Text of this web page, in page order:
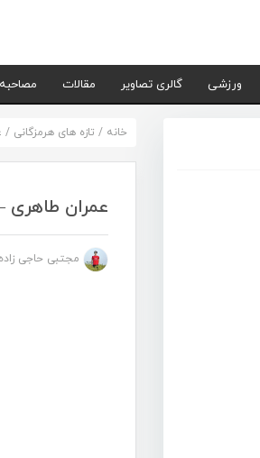
ورزشی گالری تصاویر مقالات مصاحبه
خانه / تازه های هرمزگانی /
عمران طاهری
مجتبی حاجی زاده